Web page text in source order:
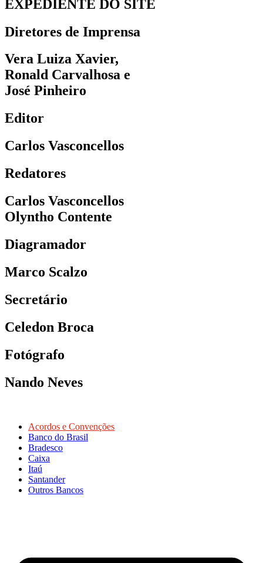
EXPEDIENTE DO SITE
Diretores de Imprensa
Vera Luiza Xavier,
Ronald Carvalhosa e
José Pinheiro
Editor
Carlos Vasconcellos
Redatores
Carlos Vasconcellos
Olyntho Contente
Diagramador
Marco Scalzo
Secretário
Celedon Broca
Fotógrafo
Nando Neves
Acordos e Convenções
Banco do Brasil
Bradesco
Caixa
Itaú
Santander
Outros Bancos